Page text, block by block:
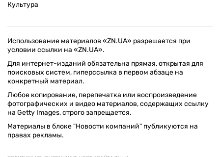
Культура
Использование материалов «ZN.UA» разрешается при
условии ссылки на «ZN.UA».
Для интернет-изданий обязательна прямая, открытая для
поисковых систем, гиперссылка в первом абзаце на
конкретный материал.
Любое копирование, перепечатка или воспроизведение
фотографических и видео материалов, содержащих ссылку
на Getty Images, строго запрещается.
Материалы в блоке "Новости компаний" публикуются на
правах рекламы.